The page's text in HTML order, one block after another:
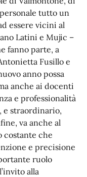
tutto un
essere vicini al
Latini e Mujic –
fanno parte, a
Fusillo e
anno possa
anche ai docenti
e professionalità
e straordinario,
va anche al
costante che
e precisione
ruolo
alla